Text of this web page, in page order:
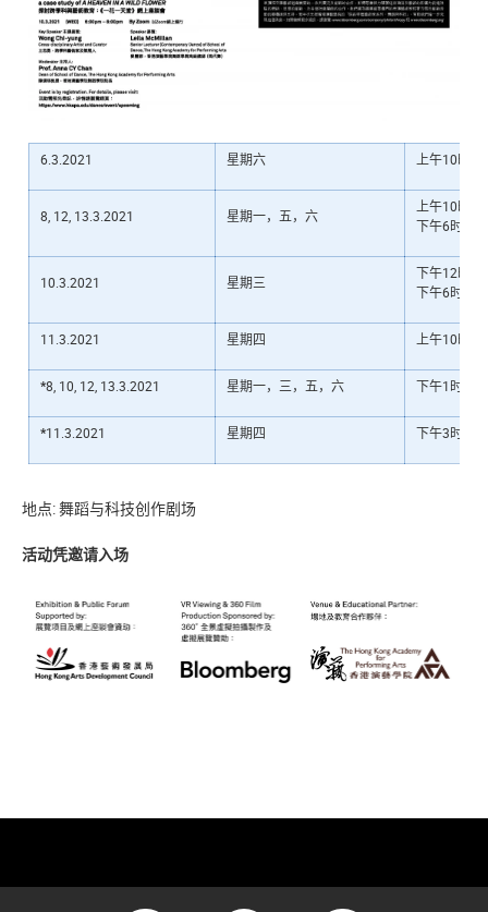
6.3.2021 星期六 上午10时至
8, 12, 13.3.2021 星期一，五，六
上午10时至
下午6时15
10.3.2021 星期三
下午12时15
下午6时15
11.3.2021 星期四 上午10时至
*8, 10, 12, 13.3.2021 星期一，三，五，六 下午1时至6
*11.3.2021 星期四 下午3时15
地点: 舞蹈与科技创作剧场
活动凭邀请入场